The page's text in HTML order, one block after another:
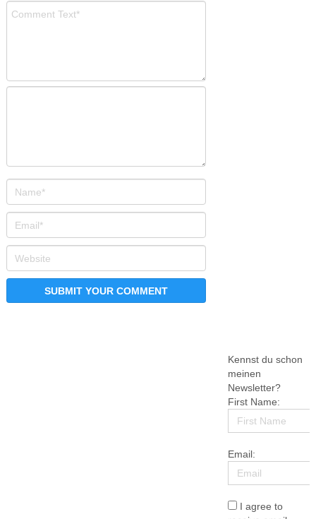
Kennst du schon
meinen
Newsletter?
First Name:
Email:
I agree to